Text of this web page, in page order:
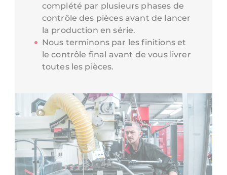
complété par plusieurs phases de
contrôle des pièces avant de lancer
la production en série.
Nous terminons par les finitions et
le contrôle final avant de vous livrer
toutes les pièces.